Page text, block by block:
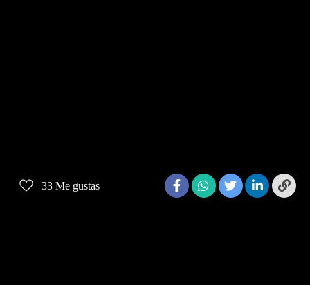
33 Me gustas